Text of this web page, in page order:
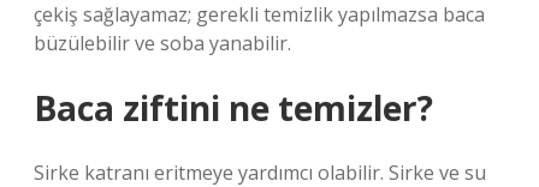
çekiş sağlayamaz; gerekli temizlik yapılmazsa baca
büzülebilir ve soba yanabilir.
Baca ziftini ne temizler?
Sirke katranı eritmeye yardımcı olabilir. Sirke ve su